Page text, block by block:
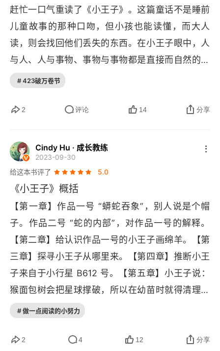
在繁忙之际可以抚慰心灵的忧伤与身体的疲惫。能
够帮助我们将紧绷的心理放松，缓解自身负面情
绪，让自己的精神世界产生心流，获得持续的幸福
感。享受生活，并不是让我们停止前进，而是不断
的在享受生活中发掘更多可能存在的机会，以此增
呼唤，我的人生我做主每一种环境，都给予我们最
持平衡。每一种挑战都会纷至沓来，你需要做好准
备，才可以有信心给予自身足够的安全感来战胜困
难，让自己加速成长。人生没有一帆风顺，当你身
处困境时，你需要有破釜沉舟的决心与勇气。同时
你需要自我解封。对于负面情绪的影响，我们应该
认真甄别，做到真正的有勇气接受被别人讨厌，听
从内心，做回真实的自己，让思维不停留在眼前的
苟且，更多的是追求诗和远方，我的人生我做主。
记了自己从前的模样。　　我们把许多原本很简单
的事情变得复杂了。我们纷纷离开家乡，丢下父
母，到另一个陌生的地方煞有介事地生活。之后，
每年我们都要花大量的时间在两个甚至更多个不同
的地方跑来跑去，挤作一团。　　我们听到某人的
一句话，一定要思前想后，才敢断定那句话没有其
他的含义。　　我们的存在需要许多各种各样的数
我们又把许多很复杂的事情想当然地简单化了。
我们早已对这个世界失去了新鲜感和好奇心，我们
对什么都习以为常。但是其实，这个世界上有太多
的事情我们根本不了解，有太多的事情并不是我们
想象的那么简单。只是我们都不再有兴趣和时间停
留。　　“我还有很多正经事要做！” 这是我听到过
的最可笑的借口。　　七月三号的我猜，一个小孩
说，有一种车他最喜欢。于是大人们纷纷开始猜
测，奔驰，大卡，云云。结果小孩说，他最喜欢垃
圾车。　　因为垃圾车来的时候，都有音乐。
你看看人们都在乎些什么！　　我们中的大多数
还有眼睛和耳朵，可以感知一切天造地设的自然和
赶忙一口气重读了《小王子》。这篇童话不是睡前
儿童故事的那种口吻，但小孩也能读懂，而大人
读，则会找回他们丢失的东西。在小王子眼中，人
与人、人与事物、事物与事物都是直接而自然的，
这种单纯、简单的内心使得他在看待事物时能够褪
年画的是「蟒蛇吃大象」，而非成年人所认为的
眼睛是看不见本质的东西的」。所有的大人，曾经
都是小孩啊，虽然，只有少数人记得。因飞机失
事、迷途失措的飞行员与来自小小星球的小王子，
在这样茫茫大漠中相遇，使得整个故事充满亦真亦
幻、迷离含蓄的氛围。
# 423破万卷节
2 评论 14 分享
Cindy Hu · 成长教练
2023-09-30
给这本书评了
5.0
《小王子》概括
【第一章】作品一号 “蟒蛇吞象”，别人说是个帽
子。作品二号 “蛇的内部”，对作品一号的解释。
【第二章】给认识作品一号的小王子画绵羊。【第
三章】探寻小王子从哪里来。【第四章】推断小王
子来自于小行星 B612 号。【第五章】小王子说：
猴面包树会把星球撑破，所以在幼苗时就得清理干
净。【第六章】小王子的忧郁。有段时间，惟一的
次太阳下山。【第七章】绵羊吃了小王子星球上独
# 做一点阅读的小努力
2 4 12 分享